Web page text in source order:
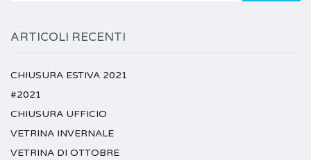
ARTICOLI RECENTI
CHIUSURA ESTIVA 2021
#2021
CHIUSURA UFFICIO
VETRINA INVERNALE
VETRINA DI OTTOBRE